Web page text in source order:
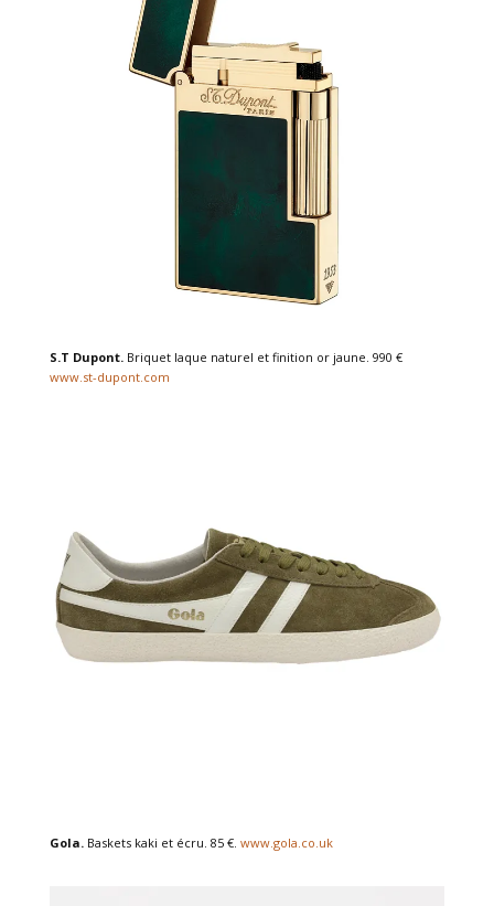
S.T Dupont. Briquet laque naturel et finition or jaune. 990 €
www.st-dupont.com
Gola.Baskets kaki et écru. 85 €. www.gola.co.uk